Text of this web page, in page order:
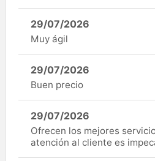
29/07/2026
Muy ágil
29/07/2026
Buen precio
29/07/2026
Ofrecen los mejores
atención al cliente es